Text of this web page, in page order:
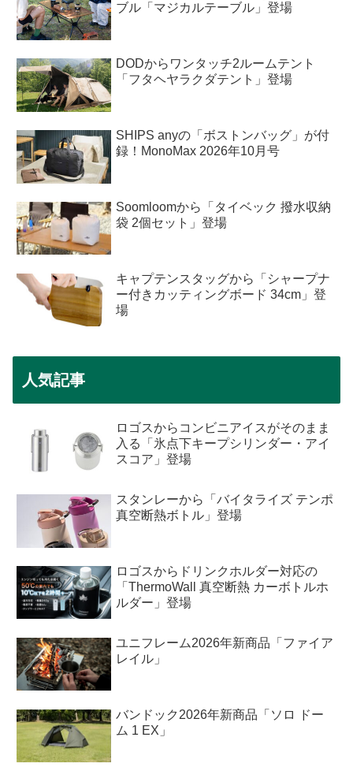
ブル「マジカルテーブル」登場
DODからワンタッチ2ルームテント
「フタヘヤラクダテント」登場
SHIPS anyの「ボストンバッグ」が付
録！MonoMax 2026年10月号
Soomloomから「タイベック 撥水収納
袋 2個セット」登場
キャプテンスタッグから「シャープナ
ー付きカッティングボード 34cm」登
場
人気記事
ロゴスからコンビニアイスがそのまま
入る「氷点下キープシリンダー・アイ
スコア」登場
スタンレーから「バイタライズ テンポ
真空断熱ボトル」登場
ロゴスからドリンクホルダー対応の
「ThermoWall 真空断熱 カーボトルホ
ルダー」登場
ユニフレーム2026年新商品「ファイア
レイル」
バンドック2026年新商品「ソロ ドー
ム 1 EX」